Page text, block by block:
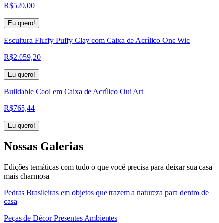
R$520,00
Eu quero!
Escultura Fluffy Puffy Clay com Caixa de Acrílico One Wic
R$2.059,20
Eu quero!
Buildable Cool em Caixa de Acrílico Oui Art
R$765,44
Eu quero!
Nossas Galerias
Edições temáticas com tudo o que você precisa para deixar sua casa
mais charmosa
Pedras Brasileiras em objetos que trazem a natureza para dentro de
casa
Peças de Décor Presentes Ambientes